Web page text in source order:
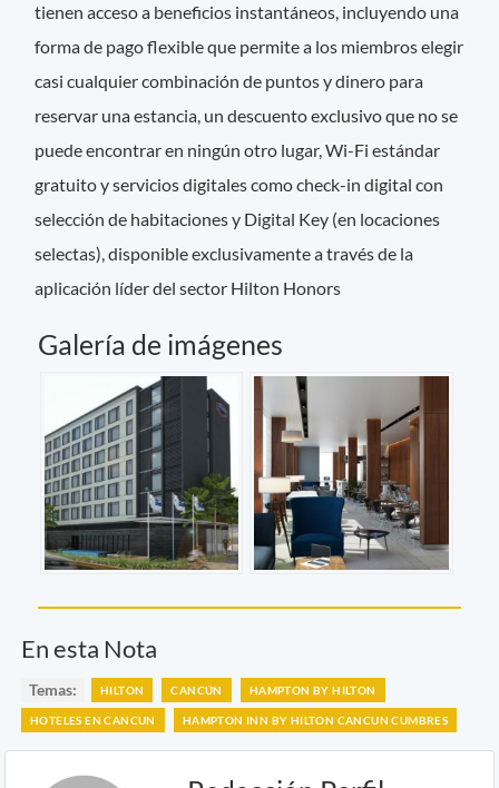
tienen acceso a beneficios instantáneos, incluyendo una
forma de pago flexible que permite a los miembros elegir
casi cualquier combinación de puntos y dinero para
reservar una estancia, un descuento exclusivo que no se
puede encontrar en ningún otro lugar, Wi-Fi estándar
gratuito y servicios digitales como check-in digital con
selección de habitaciones y Digital Key (en locaciones
selectas), disponible exclusivamente a través de la
aplicación líder del sector Hilton Honors
Galería de imágenes
En esta Nota
Temas: HILTON CANCÚN HAMPTON BY HILTON
HOTELES EN CANCUN HAMPTON INN BY HILTON CANCUN CUMBRES